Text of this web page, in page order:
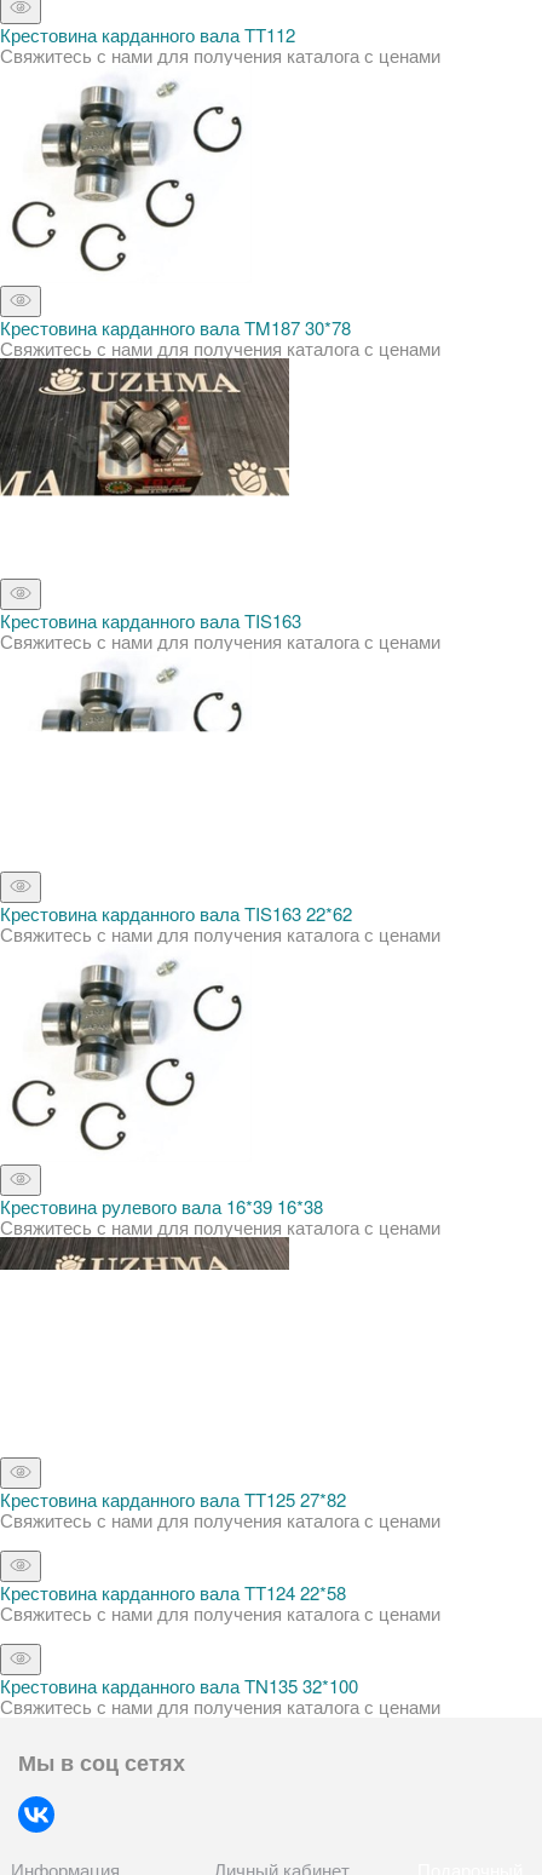
Крестовина карданного вала TT112
Свяжитесь с нами для получения каталога с ценами
Крестовина карданного вала TM187 30*78
Свяжитесь с нами для получения каталога с ценами
Крестовина карданного вала TIS163
Свяжитесь с нами для получения каталога с ценами
Крестовина карданного вала TIS163 22*62
Свяжитесь с нами для получения каталога с ценами
Крестовина рулевого вала 16*39 16*38
Свяжитесь с нами для получения каталога с ценами
Крестовина карданного вала TT125 27*82
Свяжитесь с нами для получения каталога с ценами
Крестовина карданного вала TT124 22*58
Свяжитесь с нами для получения каталога с ценами
Крестовина карданного вала TN135 32*100
Свяжитесь с нами для получения каталога с ценами
Мы в соц сетях
Информация Личный кабинет